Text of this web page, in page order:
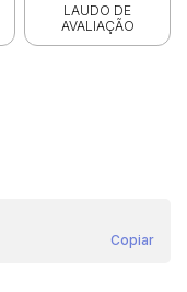
LAUDO DE
AVALIAÇÃO
Copiar